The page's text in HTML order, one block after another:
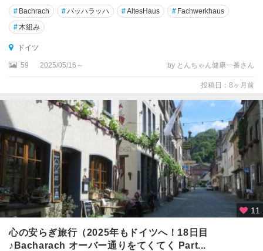
バ
ッ
ハ
レ
リ
ン
ゲ
ン
ク
ヴ
ェ
ト
リ
ン
ブ
ル
# Bachrach #バッハラッハ #AltesHaus # Fachwerkhaus
# 木組み
ドイツ
59 2025/05/16～ by とんちゃん健康一番さん
投稿日：8ヶ月前
11
心の安らぎ旅行（2025年もドイツへ！18日目
♪Bacharach オーバー通りをてくてく Part...